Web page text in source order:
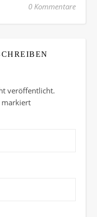
0 Kommentare
veröffentlicht.
markiert